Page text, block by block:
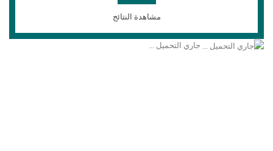
مشاهدة النتائج
جاري التحميل ...